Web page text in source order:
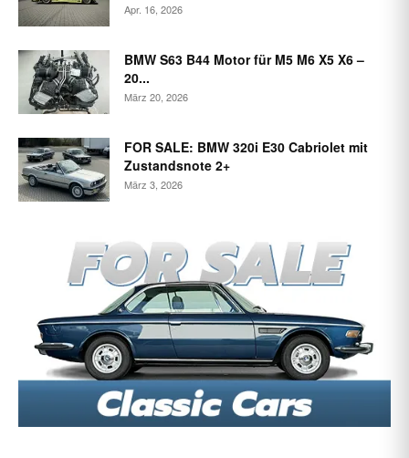
Apr. 16, 2026
BMW S63 B44 Motor für M5 M6 X5 X6 –
20...
März 20, 2026
FOR SALE: BMW 320i E30 Cabriolet mit
Zustandsnote 2+
März 3, 2026